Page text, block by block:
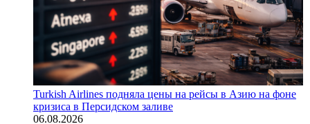
Turkish Airlines подняла цены на рейсы в Азию на фоне
кризиса в Персидском заливе
06.08.2026